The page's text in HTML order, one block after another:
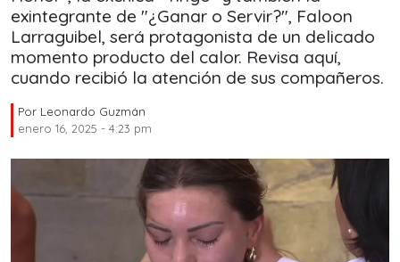
exintegrante de "¿Ganar o Servir?", Faloon
Larraguibel, será protagonista de un delicado
momento producto del calor. Revisa aquí,
cuando recibió la atención de sus compañeros.
Por Leonardo Guzmán
enero 16, 2025 - 4:23 pm